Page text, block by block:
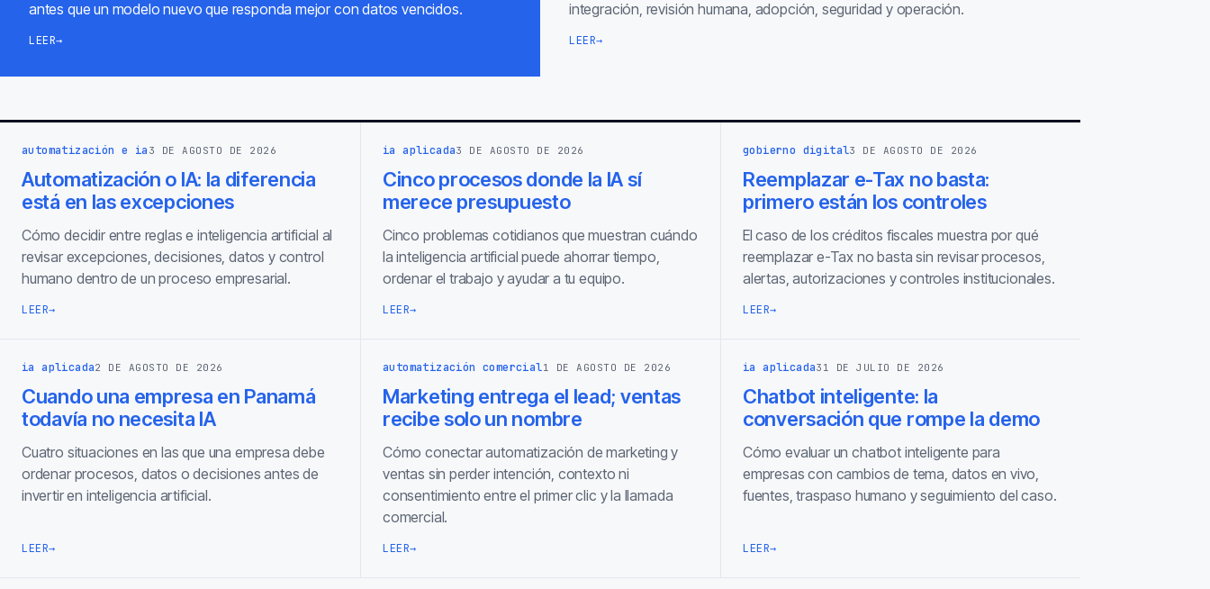
antes que un modelo nuevo que responda mejor con datos vencidos.
LEER→
integración, revisión humana, adopción, seguridad y operación.
LEER→
automatización e ia 3 DE AGOSTO DE 2026
Automatización o IA: la diferencia
está en las excepciones
Cómo decidir entre reglas e inteligencia artificial al
revisar excepciones, decisiones, datos y control
humano dentro de un proceso empresarial.
LEER→
ia aplicada3 DE AGOSTO DE 2026
Cinco procesos donde la IA sí
merece presupuesto
Cinco problemas cotidianos que muestran cuándo
la inteligencia artificial puede ahorrar tiempo,
ordenar el trabajo y ayudar a tu equipo.
LEER→
gobierno digital3 DE AGOSTO DE 2026
Reemplazar e-Tax no basta:
primero están los controles
El caso de los créditos fiscales muestra por qué
reemplazar e-Tax no basta sin revisar procesos,
alertas, autorizaciones y controles institucionales.
LEER→
ia aplicada2 DE AGOSTO DE 2026
Cuando una empresa en Panamá
todavía no necesita IA
Cuatro situaciones en las que una empresa debe
ordenar procesos, datos o decisiones antes de
invertir en inteligencia artificial.
LEER→
automatización comercial1 DE AGOSTO DE 2026
Marketing entrega el lead; ventas
recibe solo un nombre
Cómo conectar automatización de marketing y
ventas sin perder intención, contexto ni
consentimiento entre el primer clic y la llamada
comercial.
LEER→
ia aplicada31 DE JULIO DE 2026
Chatbot inteligente: la
conversación que rompe la demo
Cómo evaluar un chatbot inteligente para
empresas con cambios de tema, datos en vivo,
fuentes, traspaso humano y seguimiento del caso.
LEER→